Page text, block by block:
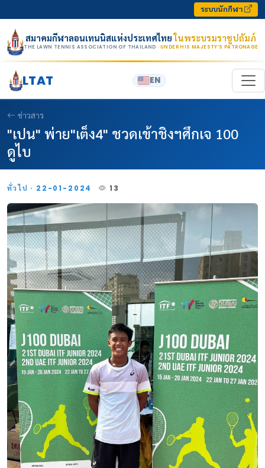
ระบบนักกีฬา
สมาคมกีฬาลอนเทนนิสแห่งประเทศไทยในพระบรมราชูปถัมภ์
THE LAWN TENNIS ASSOCIATION OF THAILAND · UNDER HIS MAJESTY’S PATRONAGE
LTAT EN
ข่าวสาร
"เปน" พ่าย"เต็ง4" ชวดเข้าชิงฯศึกเจ 100
ดูไบ
ทั่วไป · 22-01-2024 13